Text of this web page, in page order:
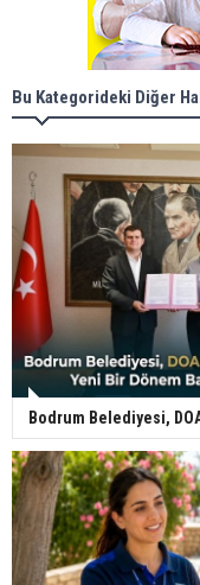
Bu Kategorideki Diğer
Bodrum Belediyesi,